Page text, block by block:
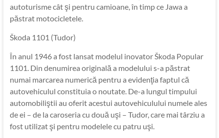
autoturisme cât şi pentru camioane, în timp ce Jawa a
păstrat motocicletele.
Škoda 1101 (Tudor)
În anul 1946 a fost lansat modelul inovator Škoda Popular
1101. Din denumirea originală a modelului s-a păstrat
numai marcarea numerică pentru a evidenţia faptul că
autovehiculul constituia o noutate. De-a lungul timpului
automobiliştii au oferit acestui autovehiculului numele ales
de ei – de la caroseria cu două uşi – Tudor, care mai târziu a
fost utilizat şi pentru modelele cu patru uşi.